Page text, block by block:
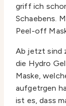
griff ich
Schaebens.
Peel-off
Ab jetzt sind
die Hydro
Maske,
aufgetrgen
ist es, dass